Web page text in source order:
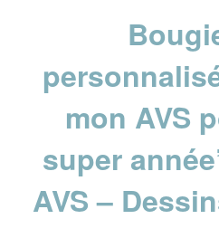
mon AVS
super
AVS –